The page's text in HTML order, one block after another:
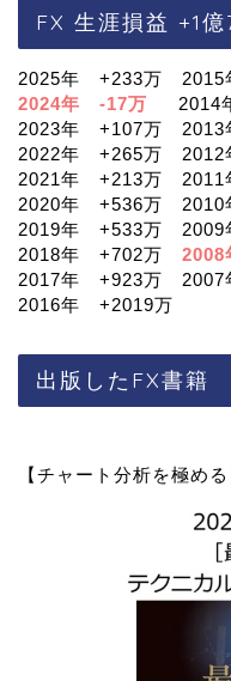
FX 生涯損益 +1
2025年 +233万 2015
2024年 -17万
2014
2023年 +107万 2013
2022年 +265万 2012
2021年 +213万 2011
2020年 +536万 2010
2019年 +533万 2009
2018年 +702万
2017年 +923万 2007
2016年 +2019万
出版したFX書籍
【チャート分析を極める